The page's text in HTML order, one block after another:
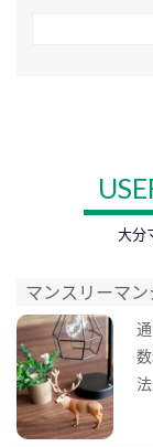
大分
マンスリーマ